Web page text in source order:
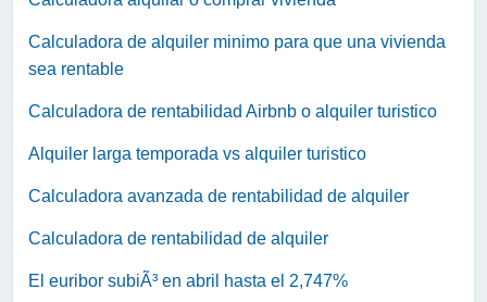
Calculadora de alquiler minimo para que una vivienda
sea rentable
Calculadora de rentabilidad Airbnb o alquiler turistico
Alquiler larga temporada vs alquiler turistico
Calculadora avanzada de rentabilidad de alquiler
Calculadora de rentabilidad de alquiler
El euribor subiÃ³ en abril hasta el 2,747%